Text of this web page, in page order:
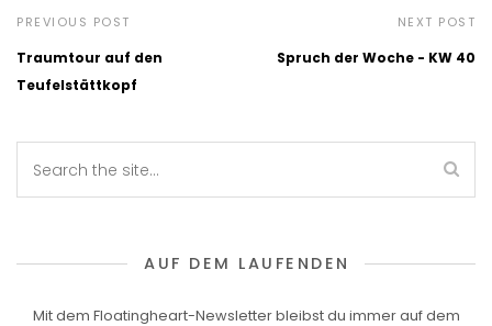
PREVIOUS POST
Traumtour auf den
Teufelstättkopf
NEXT POST
Spruch der Woche - KW 40
AUF DEM LAUFENDEN
Mit dem Floatingheart-Newsletter bleibst du immer auf dem